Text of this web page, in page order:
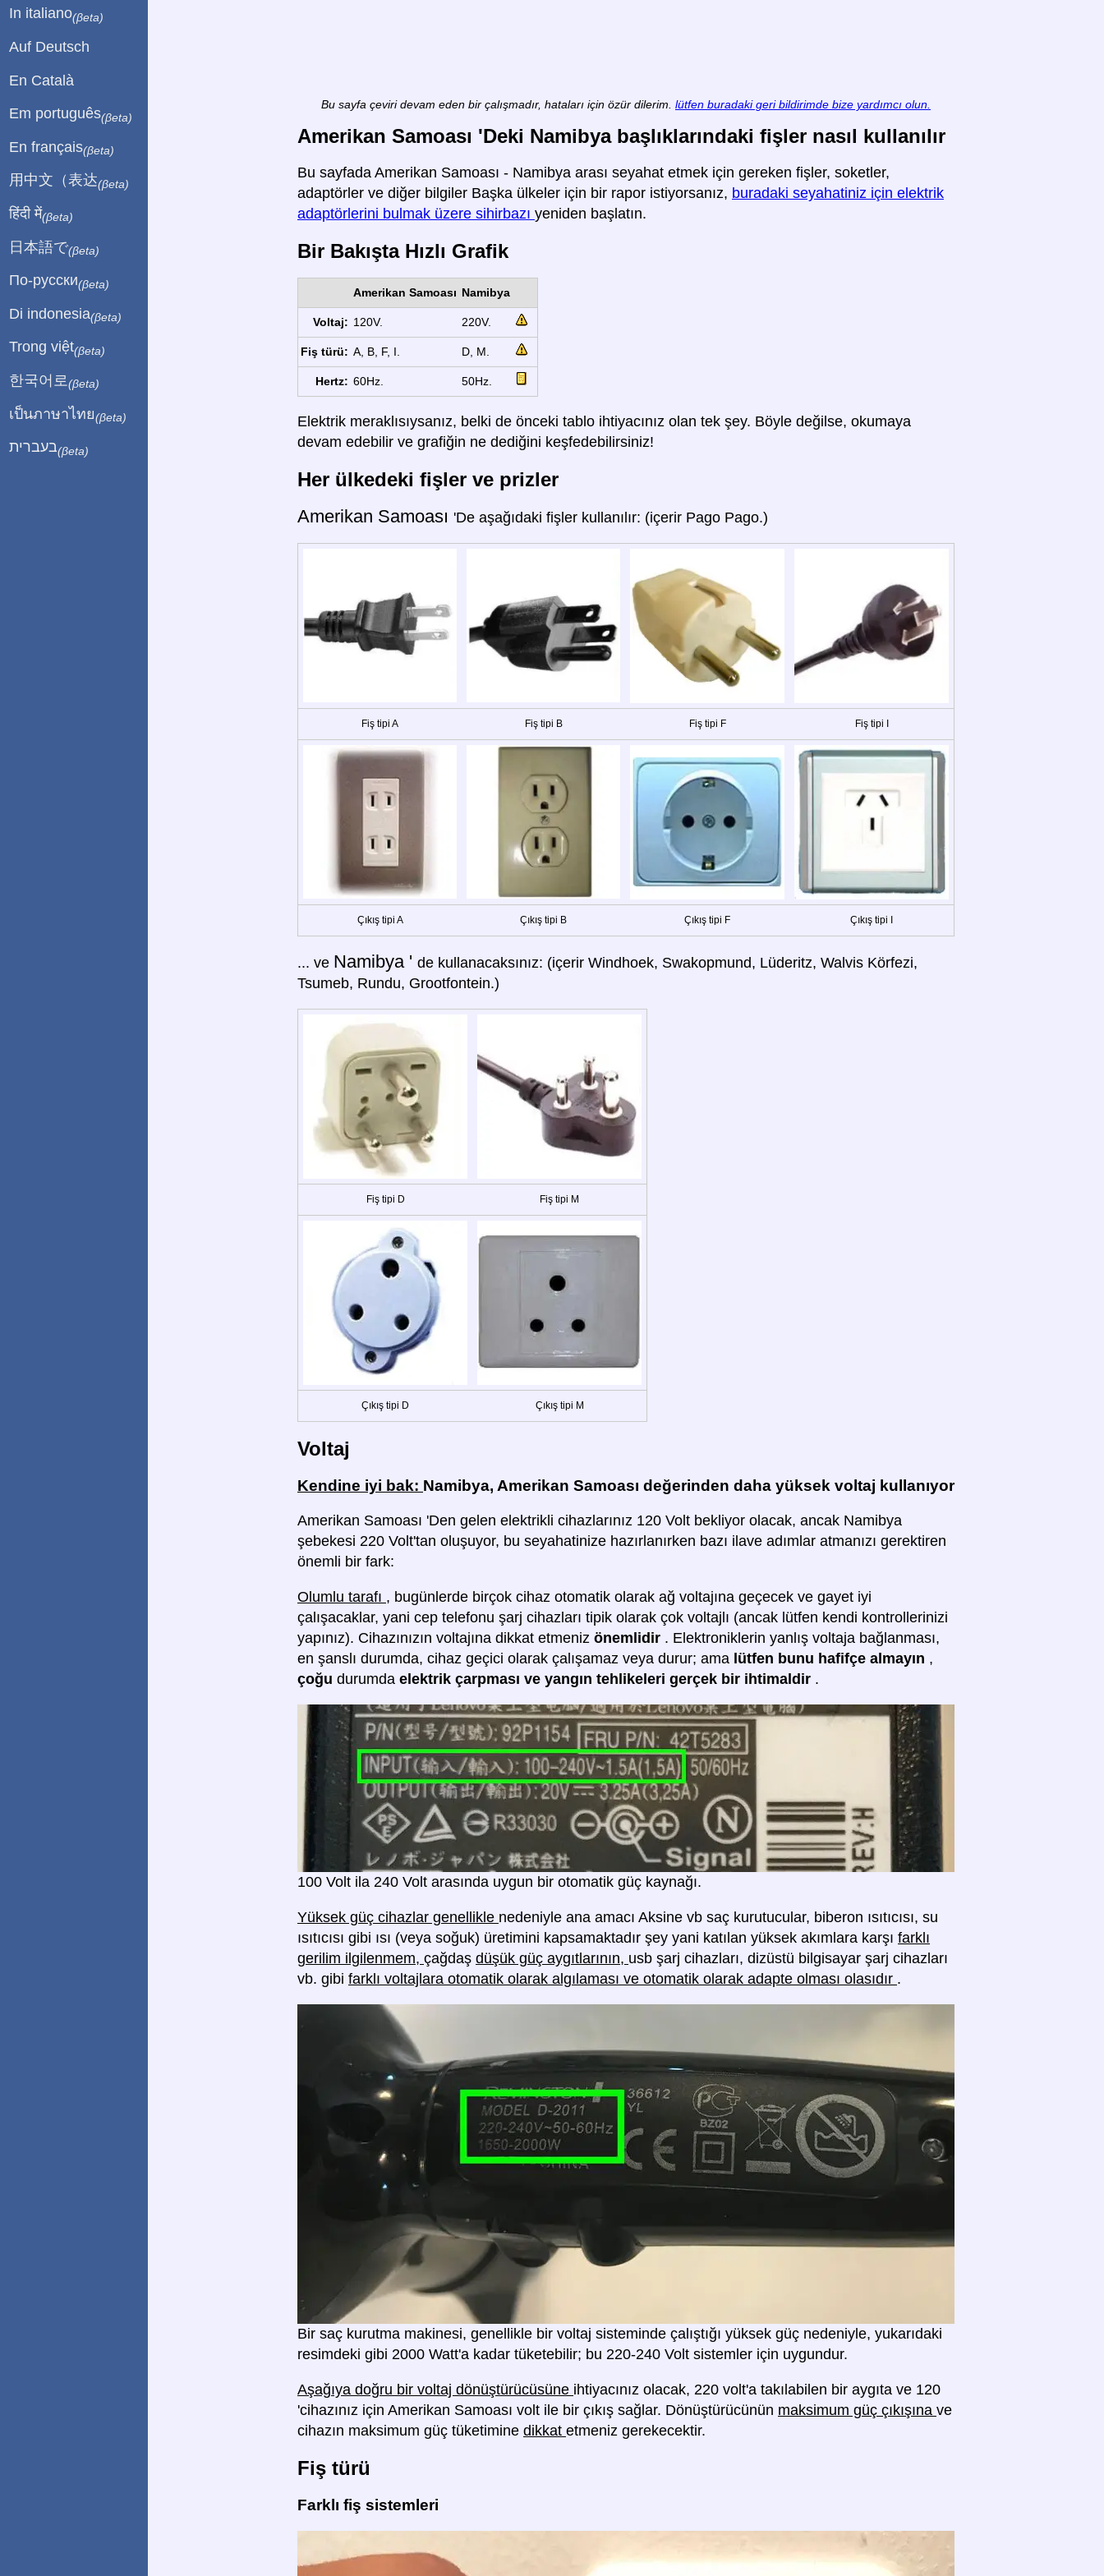
Bu sayfa çeviri devam eden bir çalışmadır, hataları için özür dilerim. lütfen buradaki geri bildirimde bize yardımcı olun.
Amerikan Samoası 'Deki Namibya başlıklarındaki fişler nasıl kullanılır
Bu sayfada Amerikan Samoası - Namibya arası seyahat etmek için gereken fişler, soketler,
adaptörler ve diğer bilgiler Başka ülkeler için bir rapor istiyorsanız, buradaki seyahatiniz için elektrik
adaptörlerini bulmak üzere sihirbazı yeniden başlatın.
Bir Bakışta Hızlı Grafik
Amerikan Samoası Namibya
Voltaj: 120V. 220V.
Fiş türü: A, B, F, I. D, M.
Hertz: 60Hz. 50Hz.
Elektrik meraklısıysanız, belki de önceki tablo ihtiyacınız olan tek şey. Böyle değilse, okumaya
devam edebilir ve grafiğin ne dediğini keşfedebilirsiniz!
Her ülkedeki fişler ve prizler
Amerikan Samoası 'De aşağıdaki fişler kullanılır: (içerir Pago Pago.)
Fiş tipi A Fiş tipi B Fiş tipi F Fiş tipi I
Çıkış tipi A Çıkış tipi B Çıkış tipi F Çıkış tipi I
... ve Namibya ' de kullanacaksınız: (içerir Windhoek, Swakopmund, Lüderitz, Walvis Körfezi,
Tsumeb, Rundu, Grootfontein.)
Fiş tipi D Fiş tipi M
Çıkış tipi D Çıkış tipi M
Voltaj
Kendine iyi bak: Namibya, Amerikan Samoası değerinden daha yüksek voltaj kullanıyor
Amerikan Samoası 'Den gelen elektrikli cihazlarınız 120 Volt bekliyor olacak, ancak Namibya
şebekesi 220 Volt'tan oluşuyor, bu seyahatinize hazırlanırken bazı ilave adımlar atmanızı gerektiren
önemli bir fark:
Olumlu tarafı , bugünlerde birçok cihaz otomatik olarak ağ voltajına geçecek ve gayet iyi
çalışacaklar, yani cep telefonu şarj cihazları tipik olarak çok voltajlı (ancak lütfen kendi kontrollerinizi
yapınız). Cihazınızın voltajına dikkat etmeniz önemlidir . Elektroniklerin yanlış voltaja bağlanması,
en şanslı durumda, cihaz geçici olarak çalışamaz veya durur; ama lütfen bunu hafifçe almayın ,
çoğu durumda elektrik çarpması ve yangın tehlikeleri gerçek bir ihtimaldir .
100 Volt ila 240 Volt arasında uygun bir otomatik güç kaynağı.
Yüksek güç cihazlar genellikle nedeniyle ana amacı Aksine vb saç kurutucular, biberon ısıtıcısı, su
ısıtıcısı gibi ısı (veya soğuk) üretimini kapsamaktadır şey yani katılan yüksek akımlara karşı farklı
gerilim ilgilenmem, çağdaş düşük güç aygıtlarının, usb şarj cihazları, dizüstü bilgisayar şarj cihazları
vb. gibi farklı voltajlara otomatik olarak algılaması ve otomatik olarak adapte olması olasıdır .
Bir saç kurutma makinesi, genellikle bir voltaj sisteminde çalıştığı yüksek güç nedeniyle, yukarıdaki
resimdeki gibi 2000 Watt'a kadar tüketebilir; bu 220-240 Volt sistemler için uygundur.
Aşağıya doğru bir voltaj dönüştürücüsüne ihtiyacınız olacak, 220 volt'a takılabilen bir aygıta ve 120
'cihazınız için Amerikan Samoası volt ile bir çıkış sağlar. Dönüştürücünün maksimum güç çıkışına ve
cihazın maksimum güç tüketimine dikkat etmeniz gerekecektir.
Fiş türü
Farklı fiş sistemleri
In italiano(βeta)
Auf Deutsch
En Català
Em português(βeta)
En français(βeta)
用中文（表达(βeta)
हिंदी में(βeta)
日本語で(βeta)
По-русски(βeta)
Di indonesia(βeta)
Trong việt(βeta)
한국어로 (βeta)
เป็นภาษาไทย(βeta)
בעברית(βeta)